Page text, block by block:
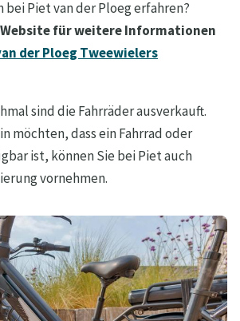
bei Piet van der Ploeg erfahren?
Website für weitere Informationen
der Ploeg Tweewielers
sind die Fahrräder ausverkauft.
möchten, dass ein Fahrrad oder
ist, können Sie bei Piet auch
vornehmen.